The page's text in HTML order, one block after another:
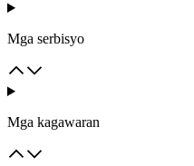
Mga serbisyo
Mga kagawaran